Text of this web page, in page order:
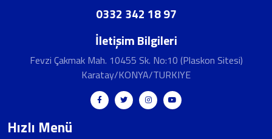
0332 342 18 97
İletişim Bilgileri
Fevzi Çakmak Mah. 10455 Sk. No:10 (Plaskon Sitesi)
Karatay/KONYA/TURKIYE
Hızlı Menü